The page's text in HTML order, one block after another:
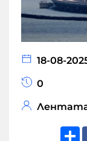
18-08-
0